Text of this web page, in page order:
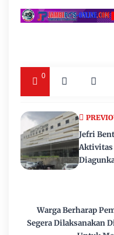
0
Warga Berharap
Segera Dilaksanakan
Jefri
Aktivitas